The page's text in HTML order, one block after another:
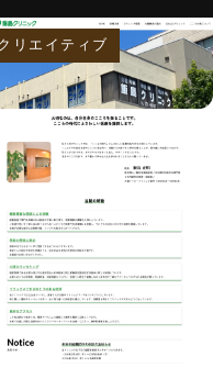
リエイティブ